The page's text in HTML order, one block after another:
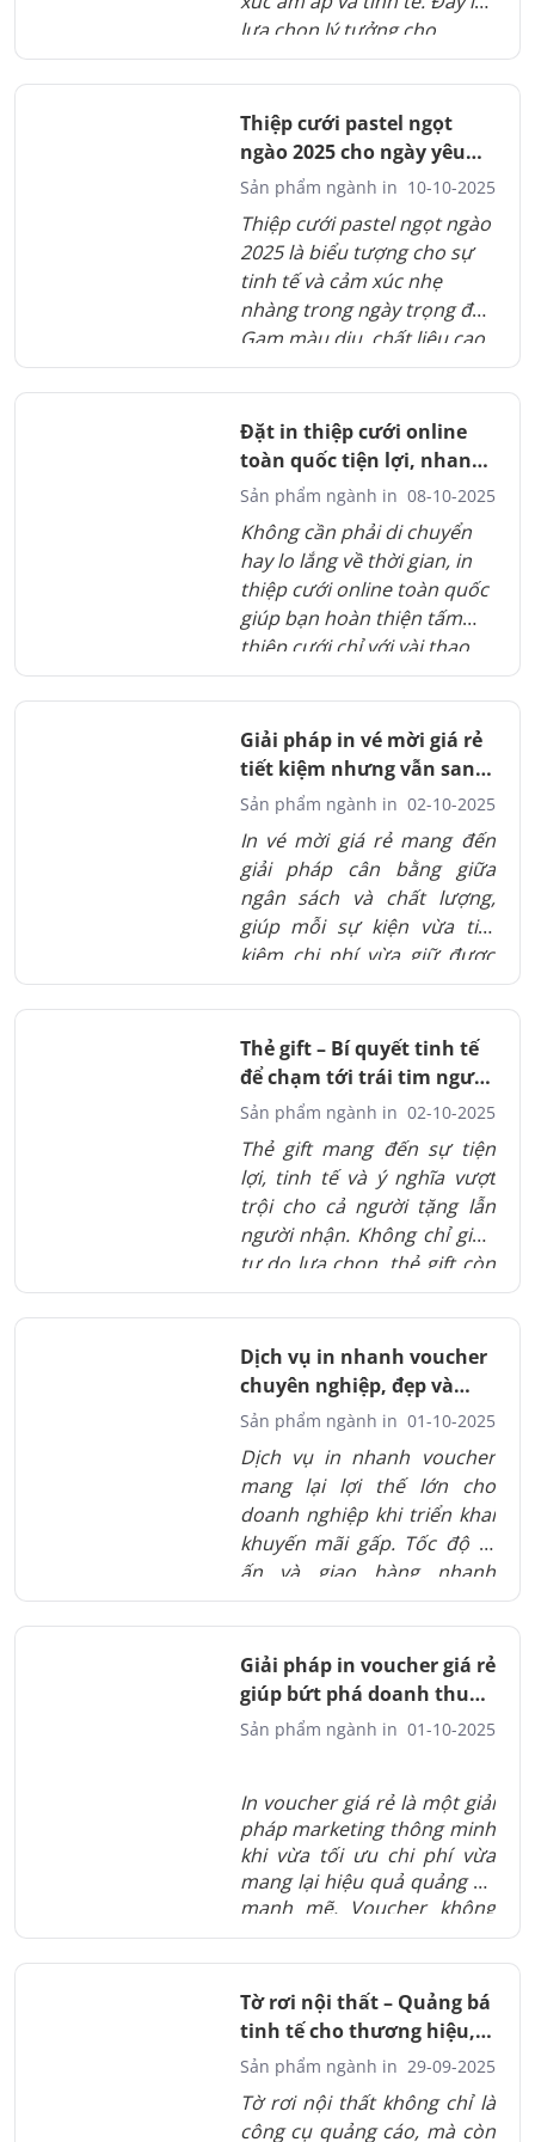
lựa chọn lý tưởng cho
những ai yêu nét hoài cổ và
mong muốn đám cưới đầy
dấu ấn riêng.
Thiệp cưới pastel ngọt
ngào 2025 cho ngày yêu
trọn vẹn
Sản phẩm ngành in 10-10-2025
Thiệp cưới pastel ngọt ngào
2025 là biểu tượng cho sự
tinh tế và cảm xúc nhẹ
nhàng trong ngày trọng đại.
Gam màu dịu, chất liệu cao
cấp và thiết kế chỉn chu tạo
nên một tổng thể hài hòa.
Mỗi tấm thiệp không chỉ là
lời mời, mà còn là món quà
gửi gắm yêu thương và lời
chúc phúc trọn vẹn.
Đặt in thiệp cưới online
toàn quốc tiện lợi, nhanh
chóng
Sản phẩm ngành in 08-10-2025
Không cần phải di chuyển
hay lo lắng về thời gian, in
thiệp cưới online toàn quốc
giúp bạn hoàn thiện tấm
thiệp cưới chỉ với vài thao
tác. Mỗi sản phẩm đều
mang dấu ấn riêng, tinh tế
và trọn vẹn cảm xúc. Dịch
vụ in online hiện đại, giao
tận nơi, tiết kiệm chi phí và
thời gian. Một giải pháp đơn
giản mà vẫn giữ trọn ý nghĩa
của ngày cưới.
Giải pháp in vé mời giá rẻ
tiết kiệm nhưng vẫn sang
trọng
Sản phẩm ngành in 02-10-2025
In vé mời giá rẻ mang đến
giải pháp cân bằng giữa
ngân sách và chất lượng,
giúp mỗi sự kiện vừa tiết
kiệm chi phí vừa giữ được
sự sang trọng cần thiết. Một
tấm vé được in sắc nét, thiết
kế tinh tế không chỉ thể hiện
sự chuyên nghiệp mà còn
gửi gắm thông điệp trân
trọng đến từng khách mời.
Dù là sự kiện cá nhân hay
doanh nghiệp, vé mời luôn
đóng vai trò quan trọng
trong việc tạo ấn tượng và
kết nối cảm xúc. Chọn in vé
mời giá rẻ tại In Thành Đạt
chính là bước khởi đầu để
biến mỗi sự kiện thành một
trải nghiệm đáng nhớ.
Thẻ gift – Bí quyết tinh tế
để chạm tới trái tim người
nhận
Sản phẩm ngành in 02-10-2025
Thẻ gift mang đến sự tiện
lợi, tinh tế và ý nghĩa vượt
trội cho cả người tặng lẫn
người nhận. Không chỉ giúp
tự do lựa chọn, thẻ gift còn
trở thành công cụ
marketing hiệu quả. Với
thiết kế sang trọng và khả
năng cá nhân hóa, thẻ gift
vừa là quà tặng, vừa là
thông điệp thương hiệu. In
Thành Đạt cung cấp dịch vụ
in thẻ gift chuyên nghiệp,
giúp doanh nghiệp ghi dấu
ấn mạnh mẽ trong lòng
khách hàng.
Dịch vụ in nhanh voucher
chuyên nghiệp, đẹp và
đúng hẹn
Sản phẩm ngành in 01-10-2025
Dịch vụ in nhanh voucher
mang lại lợi thế lớn cho
doanh nghiệp khi triển khai
khuyến mãi gấp. Tốc độ in
ấn và giao hàng nhanh
chóng giúp không bỏ lỡ thời
điểm vàng tiếp cận khách
hàng. Voucher được thiết kế
đẹp, in sắc nét vừa tạo niềm
tin vừa tăng hiệu quả bán
hàng. In Thành Đạt cam kết
đáp ứng trọn vẹn nhu cầu
marketing tức thì.
Giải pháp in voucher giá rẻ
giúp bứt phá doanh thu
ấn tượng
Sản phẩm ngành in 01-10-2025
In voucher giá rẻ là một giải
pháp marketing thông minh
khi vừa tối ưu chi phí vừa
mang lại hiệu quả quảng bá
mạnh mẽ. Voucher không
chỉ giúp thu hút khách hàng
mới mà còn giữ chân khách
hàng cũ, đồng thời tăng
cường sự hiện diện thương
hiệu một cách tự nhiên. Với
xu hướng thiết kế hiện đại,
yếu tố chất liệu và kỹ thuật
gia công tinh tế, mỗi tấm
Tờ rơi nội thất – Quảng bá
tinh tế cho thương hiệu,
sản phẩm
Sản phẩm ngành in 29-09-2025
Tờ rơi nội thất không chỉ là
công cụ quảng cáo, mà còn